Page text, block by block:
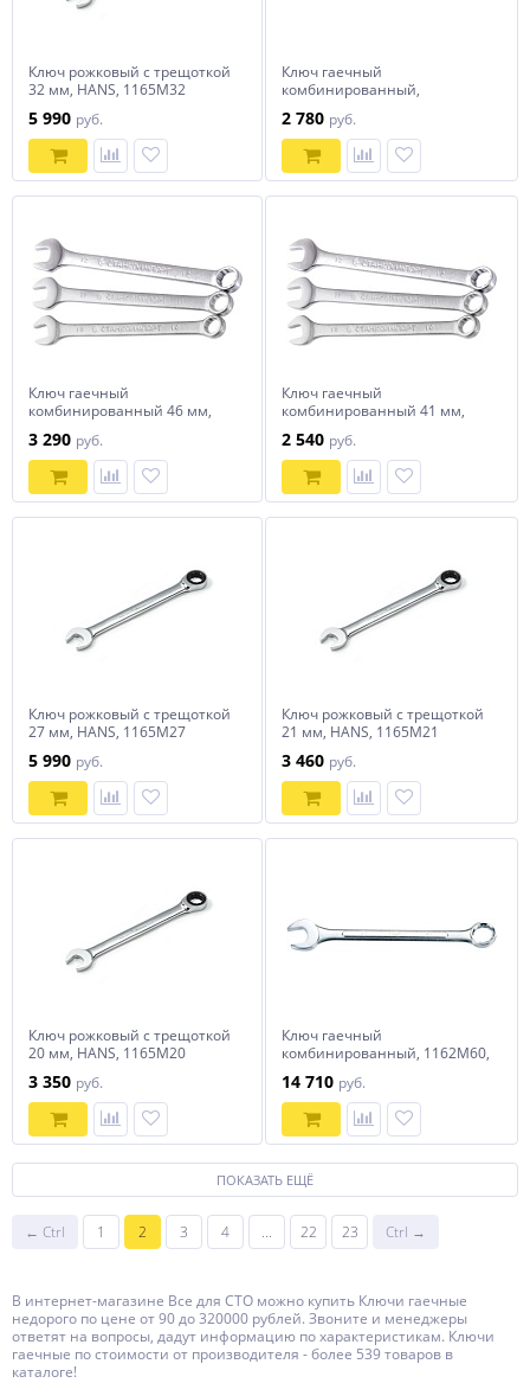
Ключ рожковый с трещоткой
32 мм, HANS, 1165M32
5 990 руб.
Ключ гаечный
комбинированный,
2 780 руб.
Ключ гаечный
комбинированный 46 мм,
3 290 руб.
Ключ гаечный
комбинированный 41 мм,
2 540 руб.
Ключ рожковый с трещоткой
27 мм, HANS, 1165M27
5 990 руб.
Ключ рожковый с трещоткой
21 мм, HANS, 1165M21
3 460 руб.
Ключ рожковый с трещоткой
20 мм, HANS, 1165M20
3 350 руб.
Ключ гаечный
комбинированный, 1162M60,
14 710 руб.
ПОКАЗАТЬ ЕЩЁ
← Ctrl 1 2 3 4 ... 22 23 Ctrl →
В интернет-магазине Все для СТО можно купить Ключи гаечные
недорого по цене от 90 до 320000 рублей. Звоните и менеджеры
ответят на вопросы, дадут информацию по характеристикам. Ключи
гаечные по стоимости от производителя - более 539 товаров в
каталоге!